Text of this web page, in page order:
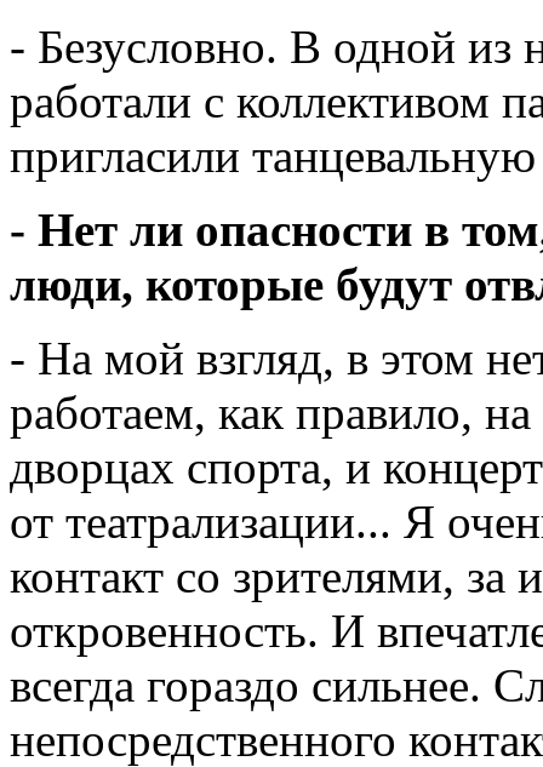
- Безусловно. В одной
работали с коллективом
пригласили
- Нет ли опасности в
люди, которые будут
- На мой взгляд, в этом
работаем, как правило,
дворцах спорта, и
от театрализации... Я
контакт со зрителями, за
откровенность. И
всегда гораздо сильнее.
непосредственного